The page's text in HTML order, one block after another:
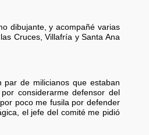
dibujante, y acompañé varias
Cruces, Villafría y Santa Ana
de milicianos que estaban
considerarme defensor del
poco me fusila por defender
el jefe del comité me pidió